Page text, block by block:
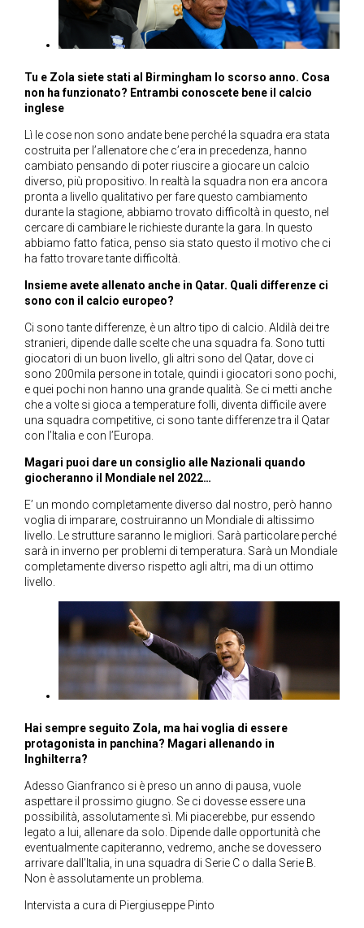
Tu e Zola siete stati al Birmingham lo scorso anno. Cosa
non ha funzionato? Entrambi conoscete bene il calcio
inglese
Lì le cose non sono andate bene perché la squadra era stata
costruita per l’allenatore che c’era in precedenza, hanno
cambiato pensando di poter riuscire a giocare un calcio
diverso, più propositivo. In realtà la squadra non era ancora
pronta a livello qualitativo per fare questo cambiamento
durante la stagione, abbiamo trovato difficoltà in questo, nel
cercare di cambiare le richieste durante la gara. In questo
abbiamo fatto fatica, penso sia stato questo il motivo che ci
ha fatto trovare tante difficoltà.
Insieme avete allenato anche in Qatar. Quali differenze ci
sono con il calcio europeo?
Ci sono tante differenze, è un altro tipo di calcio. Aldilà dei tre
stranieri, dipende dalle scelte che una squadra fa. Sono tutti
giocatori di un buon livello, gli altri sono del Qatar, dove ci
sono 200mila persone in totale, quindi i giocatori sono pochi,
e quei pochi non hanno una grande qualità. Se ci metti anche
che a volte si gioca a temperature folli, diventa difficile avere
una squadra competitive, ci sono tante differenze tra il Qatar
con l’Italia e con l’Europa.
Magari puoi dare un consiglio alle Nazionali quando
giocheranno il Mondiale nel 2022…
E’ un mondo completamente diverso dal nostro, però hanno
voglia di imparare, costruiranno un Mondiale di altissimo
livello. Le strutture saranno le migliori. Sarà particolare perché
sarà in inverno per problemi di temperatura. Sarà un Mondiale
completamente diverso rispetto agli altri, ma di un ottimo
livello.
Hai sempre seguito Zola, ma hai voglia di essere
protagonista in panchina? Magari allenando in
Inghilterra?
Adesso Gianfranco si è preso un anno di pausa, vuole
aspettare il prossimo giugno. Se ci dovesse essere una
possibilità, assolutamente sì. Mi piacerebbe, pur essendo
legato a lui, allenare da solo. Dipende dalle opportunità che
eventualmente capiteranno, vedremo, anche se dovessero
arrivare dall’Italia, in una squadra di Serie C o dalla Serie B.
Non è assolutamente un problema.
Intervista a cura di Piergiuseppe Pinto